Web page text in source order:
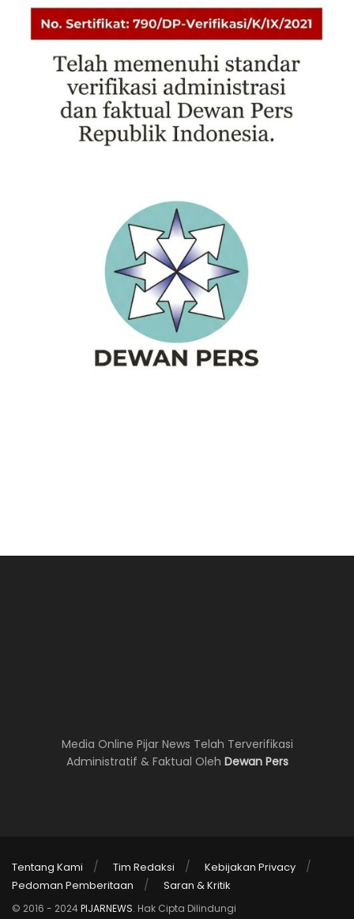
Media Online Pijar News Telah Terverifikasi
Administratif & Faktual Oleh Dewan Pers
Tentang Kami Tim Redaksi
Kebijakan Privacy
Pedoman Pemberitaan
Saran & Kritik
© 2016 - 2024PIJARNEWS. Hak Cipta Dilindungi